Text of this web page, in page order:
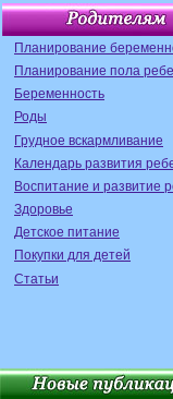
Планирование
Планирование пола
Беременность
Роды
Грудное вскармливание
Календарь развития
Воспитание и развитие
Здоровье
Детское питание
Покупки для детей
Статьи